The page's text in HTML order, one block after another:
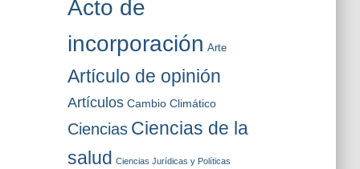
o
s
Acto de
incorporación Arte
Artículo de opinión
Artículos Cambio Climático
Ciencias Ciencias de la
salud Ciencias Jurídicas y Políticas